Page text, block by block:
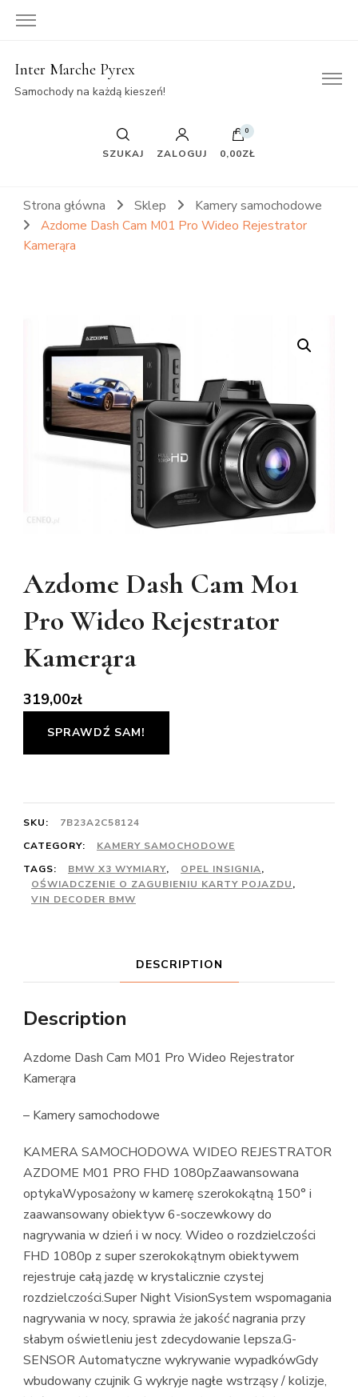
Inter Marche Pyrex
Samochody na każdą kieszeń!
SZUKAJ ZALOGUJ
0
0,00ZŁ
Strona główna Sklep
Kamery samochodowe
Azdome Dash Cam M01 Pro Wideo Rejestrator
Kamerąra
Azdome Dash Cam M01
Pro Wideo Rejestrator
Kamerąra
319,00zł
SPRAWDŹ SAM!
SKU:
7B23A2C58124
CATEGORY:
KAMERY SAMOCHODOWE
TAGS:
BMW X3 WYMIARY, OPEL INSIGNIA,
OŚWIADCZENIE O ZAGUBIENIU KARTY POJAZDU,
VIN DECODER BMW
DESCRIPTION
Description
Azdome Dash Cam M01 Pro Wideo Rejestrator
Kamerąra
– Kamery samochodowe
KAMERA SAMOCHODOWA WIDEO REJESTRATOR
AZDOME M01 PRO FHD 1080pZaawansowana
optykaWyposażony w kamerę szerokokątną 150° i
zaawansowany obiektyw 6-soczewkowy do
nagrywania w dzień i w nocy. Wideo o rozdzielczości
FHD 1080p z super szerokokątnym obiektywem
rejestruje całą jazdę w krystalicznie czystej
rozdzielczości.Super Night VisionSystem wspomagania
nagrywania w nocy, sprawia że jakość nagrania przy
słabym oświetleniu jest zdecydowanie lepsza.G-
SENSOR Automatyczne wykrywanie wypadkówGdy
wbudowany czujnik G wykryje nagłe wstrząsy / kolizje,